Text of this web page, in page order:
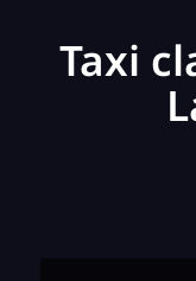
Taxi